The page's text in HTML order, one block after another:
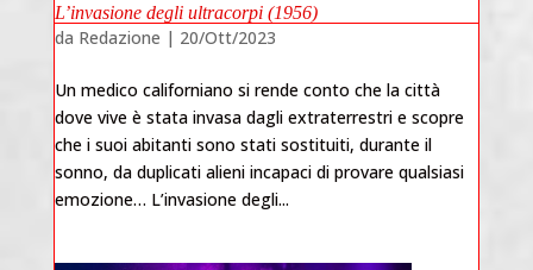
L’invasione degli ultracorpi (1956)
da Redazione | 20/Ott/2023
Un medico californiano si rende conto che la città
dove vive è stata invasa dagli extraterrestri e scopre
che i suoi abitanti sono stati sostituiti, durante il
sonno, da duplicati alieni incapaci di provare qualsiasi
emozione… L’invasione degli...